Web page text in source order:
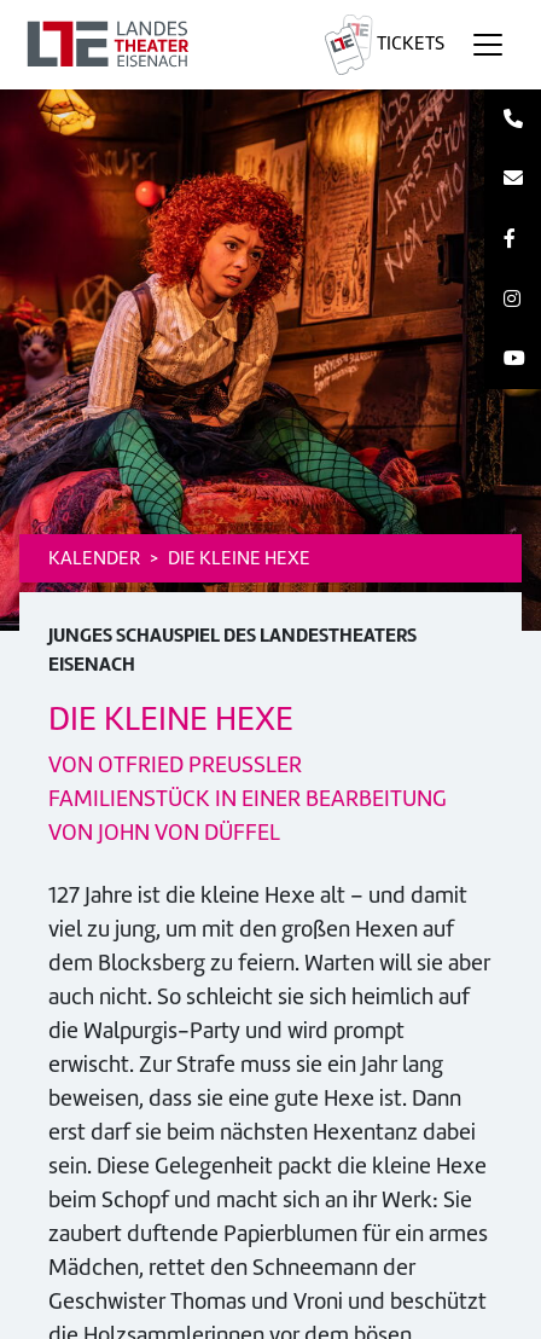
TICKETS
KALENDER DIE KLEINE HEXE
JUNGES SCHAUSPIEL DES LANDESTHEATERS
EISENACH
DIE KLEINE HEXE
VON OTFRIED PREUSSLER
FAMILIENSTÜCK IN EINER BEARBEITUNG
VON JOHN VON DÜFFEL
127 Jahre ist die kleine Hexe alt – und damit
viel zu jung, um mit den großen Hexen auf
dem Blocksberg zu feiern. Warten will sie aber
auch nicht. So schleicht sie sich heimlich auf
die Walpurgis-Party und wird prompt
erwischt. Zur Strafe muss sie ein Jahr lang
beweisen, dass sie eine gute Hexe ist. Dann
erst darf sie beim nächsten Hexentanz dabei
sein. Diese Gelegenheit packt die kleine Hexe
beim Schopf und macht sich an ihr Werk: Sie
zaubert duftende Papierblumen für ein armes
Mädchen, rettet den Schneemann der
Geschwister Thomas und Vroni und beschützt